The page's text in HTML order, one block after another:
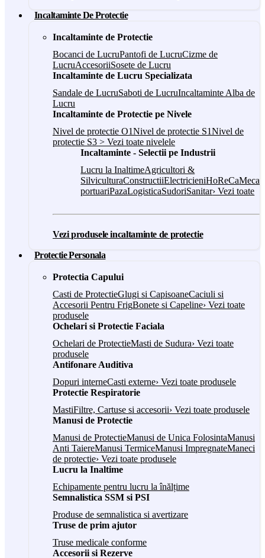
Incaltaminte De Protectie
Incaltaminte de Protectie
Bocanci de LucruPantofi de LucruCizme de
LucruAccesoriiSosete de Lucru
Incaltaminte de Lucru Specializata
Sandale de LucruSaboti de LucruIncaltaminte Alba de
Lucru
Incaltaminte de Protectie pe Nivele
Nivel de protectie O1Nivel de protectie S1Nivel de
protectie S3 > Vezi toate nivelele
Incaltaminte - Selectii pe Industrii
Lucru la InaltimeAgricultori &
SilviculturaConstructiiElectricieniHoReCa
portuariPazaLogisticaSudoriSanitar› Vezi toate
Vezi produsele incaltaminte de protectie
Protectie Personala
Protectia Capului
Casti de ProtectieGlugi si CapisoaneCaciuli si
Accesorii Pentru FrigBonete si Capeline› Vezi toate
produsele
Ochelari si Protectie Faciala
Ochelari de ProtectieMasti de Sudura› Vezi toate
produsele
Antifonare Auditiva
Dopuri interneCasti externe› Vezi toate produsele
Protectie Respiratorie
MastiFiltre, Cartuse si accesorii› Vezi toate produsele
Manusi de Protectie
Manusi de ProtectieManusi de Unica FolosintaManusi
Anti TaiereManusi TermiceManusi ImpregnateManeci
de protectie› Vezi toate produsele
Lucru la Inaltime
Echipamente pentru lucru la înălțime
Semnalistica SSM si PSI
Produse de semnalistica si avertizare
Truse de prim ajutor
Truse medicale conforme
Accesorii si Rezerve